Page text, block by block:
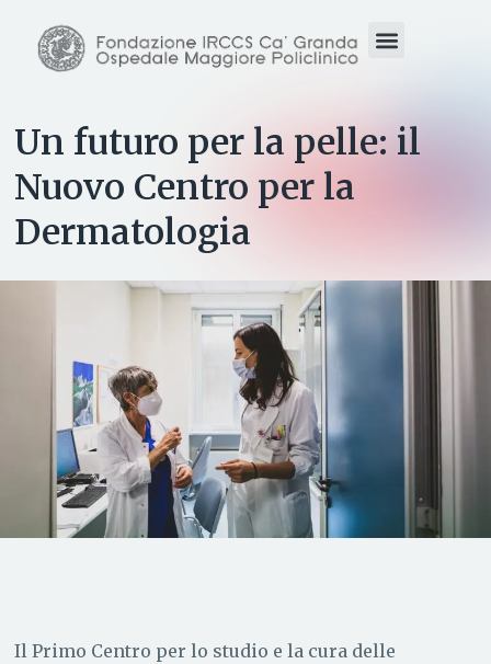
Un futuro per la pelle: il
Nuovo Centro per la
Dermatologia
Il Primo Centro per lo studio e la cura delle